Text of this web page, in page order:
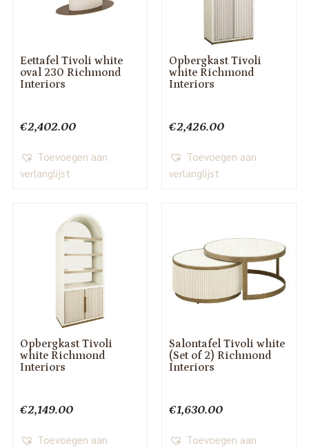
Eettafel Tivoli white
oval 230 Richmond
Interiors
€2,402.00
Toevoegen aan
verlanglijst
Opbergkast Tivoli
white Richmond
Interiors
€2,426.00
Toevoegen aan
verlanglijst
Opbergkast Tivoli
white Richmond
Interiors
€2,149.00
Toevoegen aan
Salontafel Tivoli white
(Set of 2) Richmond
Interiors
€1,630.00
Toevoegen aan